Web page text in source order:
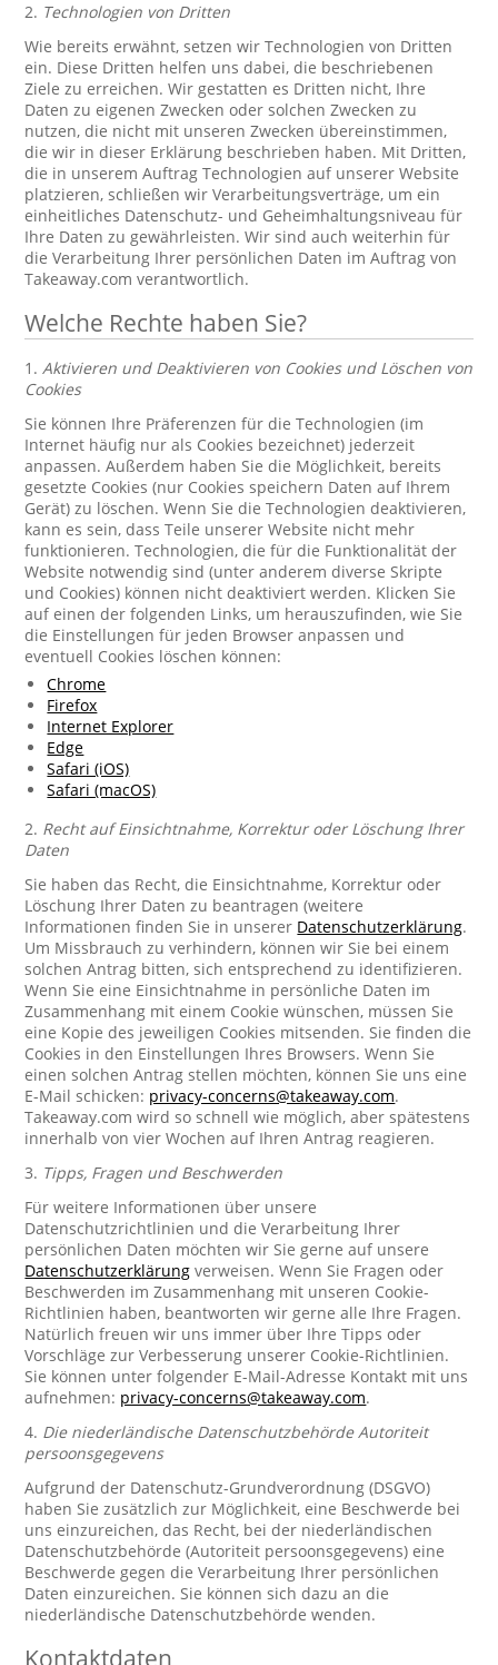
2. Technologien von Dritten
Wie bereits erwähnt, setzen wir Technologien von Dritten
ein. Diese Dritten helfen uns dabei, die beschriebenen
Ziele zu erreichen. Wir gestatten es Dritten nicht, Ihre
Daten zu eigenen Zwecken oder solchen Zwecken zu
nutzen, die nicht mit unseren Zwecken übereinstimmen,
die wir in dieser Erklärung beschrieben haben. Mit Dritten,
die in unserem Auftrag Technologien auf unserer Website
platzieren, schließen wir Verarbeitungsverträge, um ein
einheitliches Datenschutz- und Geheimhaltungsniveau für
Ihre Daten zu gewährleisten. Wir sind auch weiterhin für
die Verarbeitung Ihrer persönlichen Daten im Auftrag von
Takeaway.com verantwortlich.
Welche Rechte haben Sie?
1.Aktivieren und Deaktivieren von Cookies und Löschen von
Cookies
Sie können Ihre Präferenzen für die Technologien (im
Internet häufig nur als Cookies bezeichnet) jederzeit
anpassen. Außerdem haben Sie die Möglichkeit, bereits
gesetzte Cookies (nur Cookies speichern Daten auf Ihrem
Gerät) zu löschen. Wenn Sie die Technologien deaktivieren,
kann es sein, dass Teile unserer Website nicht mehr
funktionieren. Technologien, die für die Funktionalität der
Website notwendig sind (unter anderem diverse Skripte
und Cookies) können nicht deaktiviert werden. Klicken Sie
auf einen der folgenden Links, um herauszufinden, wie Sie
die Einstellungen für jeden Browser anpassen und
eventuell Cookies löschen können:
Chrome
Firefox
Internet Explorer
Edge
Safari (iOS)
Safari (macOS)
2. Recht auf Einsichtnahme, Korrektur oder Löschung Ihrer
Daten
Sie haben das Recht, die Einsichtnahme, Korrektur oder
Löschung Ihrer Daten zu beantragen (weitere
Informationen finden Sie in unserer Datenschutzerklärung.
Um Missbrauch zu verhindern, können wir Sie bei einem
solchen Antrag bitten, sich entsprechend zu identifizieren.
Wenn Sie eine Einsichtnahme in persönliche Daten im
Zusammenhang mit einem Cookie wünschen, müssen Sie
eine Kopie des jeweiligen Cookies mitsenden. Sie finden die
Cookies in den Einstellungen Ihres Browsers. Wenn Sie
einen solchen Antrag stellen möchten, können Sie uns eine
E-Mail schicken: privacy-concerns@takeaway.com.
Takeaway.com wird so schnell wie möglich, aber spätestens
innerhalb von vier Wochen auf Ihren Antrag reagieren.
3. Tipps, Fragen und Beschwerden
Für weitere Informationen über unsere
Datenschutzrichtlinien und die Verarbeitung Ihrer
persönlichen Daten möchten wir Sie gerne auf unsere
Datenschutzerklärung verweisen. Wenn Sie Fragen oder
Beschwerden im Zusammenhang mit unseren Cookie-
Richtlinien haben, beantworten wir gerne alle Ihre Fragen.
Natürlich freuen wir uns immer über Ihre Tipps oder
Vorschläge zur Verbesserung unserer Cookie-Richtlinien.
Sie können unter folgender E-Mail-Adresse Kontakt mit uns
aufnehmen: privacy-concerns@takeaway.com.
4. Die niederländische Datenschutzbehörde Autoriteit
persoonsgegevens
Aufgrund der Datenschutz-Grundverordnung (DSGVO)
haben Sie zusätzlich zur Möglichkeit, eine Beschwerde bei
uns einzureichen, das Recht, bei der niederländischen
Datenschutzbehörde (Autoriteit persoonsgegevens) eine
Beschwerde gegen die Verarbeitung Ihrer persönlichen
Daten einzureichen. Sie können sich dazu an die
niederländische Datenschutzbehörde wenden.
Kontaktdaten